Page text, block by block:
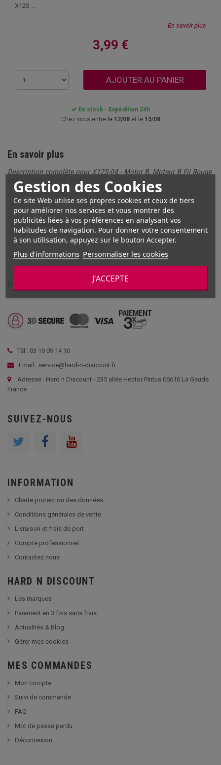
Gestion des Cookies
Ce site Web utilise ses propres cookies et ceux de tiers
pour améliorer nos services et vous montrer des
publicités liées à vos préférences en analysant vos
habitudes de navigation. Pour donner votre consentement
à son utilisation, appuyez sur le bouton Accepter.
Plus d'informations Personnaliser les cookies
J'ACCEPTE
X12S ...
En savoir plus
3,99 €
AJOUTER AU PANIER
En stock - Expédition 24h
Chez vous entre le 12/08et le 15/08
En savoir plus
Description complète pour X12S-04 - Motor B, Moteur B Fil Rouge
et Bleu pour Drone Syma X12
X12S-04, Motor B X12, Moteur B Fil Bleu et Rouge pour Drone Syma
X12S
X12S-04, Motor B X12, Moteur B Fil Bleu et Rouge pour Drone
Syma X12S
PAIEMENT SÉCURISÉ
Tél : 03 10 09 14 10
Email : service@hard-n-discount.fr
Adresse : Hard n Discount - 235 allée Hector Pintus 06610 La Gaude
France
SUIVEZ-NOUS
INFORMATION
Charte protection des données
Conditions générales de vente
Livraison et frais de port
Compte professionnel
Contactez nous
HARD N DISCOUNT
Les marques
Paiement en 3 fois sans frais
Actualités & Blog
Gérer mes cookies
MES COMMANDES
Mon compte
Suivi de commande
FAQ
Mot de passe perdu
Déconnexion